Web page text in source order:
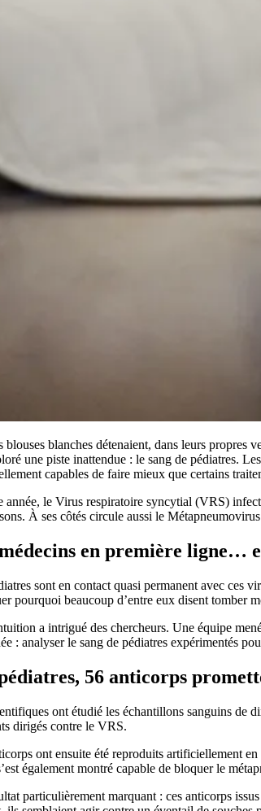
blouses blanches détenaient, dans leurs propres
une piste inattendue : le sang de pédiatres.
capables de faire mieux que certains
année, le Virus respiratoire syncytial (VRS)
À ses côtés circule aussi le
en première ligne…
sont en contact quasi permanent avec ces
pourquoi beaucoup d’entre eux disent tomber
a intrigué des chercheurs. Une équipe
: analyser le sang de pédiatres expérimentés
56 anticorps
ont étudié les échantillons sanguins de
dirigés contre le VRS.
ont ensuite été reproduits artificiellement
également montré capable de bloquer le
particulièrement marquant : ces anticorps